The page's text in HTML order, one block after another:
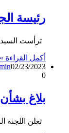
رئيسة
ترأست
أكمل القراءة »
02/23/2023
0
بلاغ
تعلن اللجنة